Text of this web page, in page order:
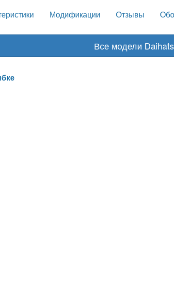
Модификации Отзывы
Все модели